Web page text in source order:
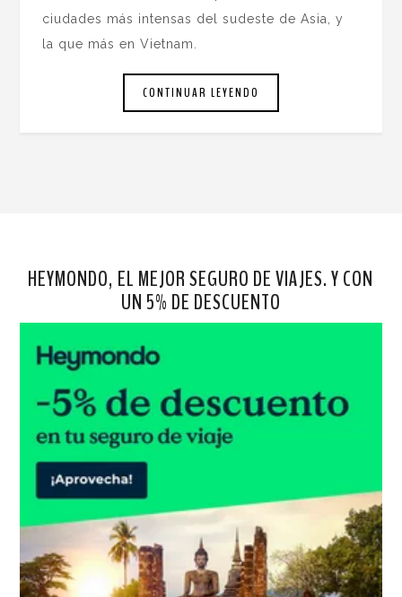
ciudades más intensas del sudeste de Asia, y
la que más en Vietnam.
CONTINUAR LEYENDO
HEYMONDO, EL MEJOR SEGURO DE VIAJES. Y CON
UN 5% DE DESCUENTO